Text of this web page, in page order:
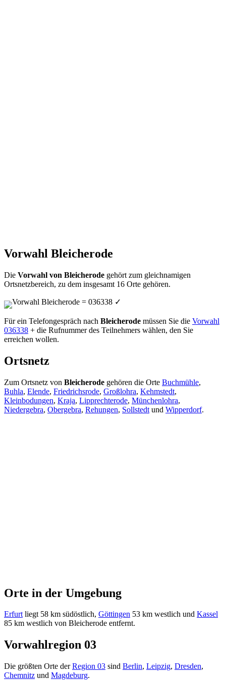
Vorwahl Bleicherode
Die Vorwahl von Bleicherode gehört zum gleichnamigen
Ortsnetzbereich, zu dem insgesamt 16 Orte gehören.
Vorwahl Bleicherode = 036338 ✓
Für ein Telefongespräch nach Bleicherode müssen Sie die Vorwahl
036338 + die Rufnummer des Teilnehmers wählen, den Sie
erreichen wollen.
Ortsnetz
Zum Ortsnetz von Bleicherode gehören die Orte Buchmühle,
Buhla, Elende, Friedrichsrode, Großlohra, Kehmstedt,
Kleinbodungen, Kraja, Lipprechterode, Münchenlohra,
Niedergebra, Obergebra, Rehungen, Sollstedt und Wipperdorf.
Orte in der Umgebung
Erfurtliegt 58 km südöstlich, Göttingen 53 km westlich und Kassel
85 km westlich von Bleicherode entfernt.
Vorwahlregion 03
Die größten Orte derRegion 03 sind Berlin, Leipzig, Dresden,
Chemnitz und Magdeburg.